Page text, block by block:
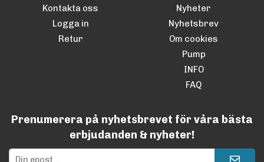
Kontakta oss
Logga in
Retur
Nyheter
Nyhetsbrev
Om cookies
Pump
INFO
FAQ
Prenumerera på nyhetsbrevet för våra bästa
erbjudanden & nyheter!